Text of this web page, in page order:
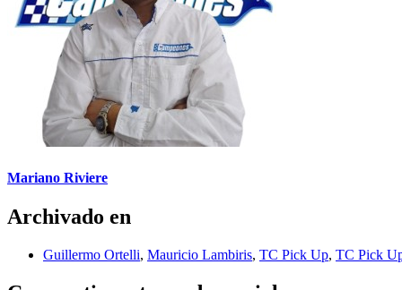
Mariano Riviere
Archivado en
Guillermo Ortelli, Mauricio Lambiris, TC Pick Up, TC Pick